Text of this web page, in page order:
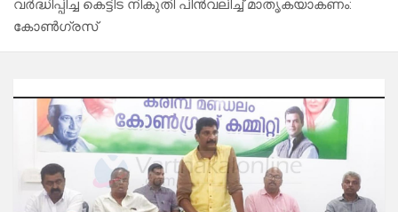
വർദ്ധിപ്പിച്ച കെട്ടിട നികുതി പിൻവലിച്ച് മാതൃകയാകണം:
കോൺഗ്രസ്